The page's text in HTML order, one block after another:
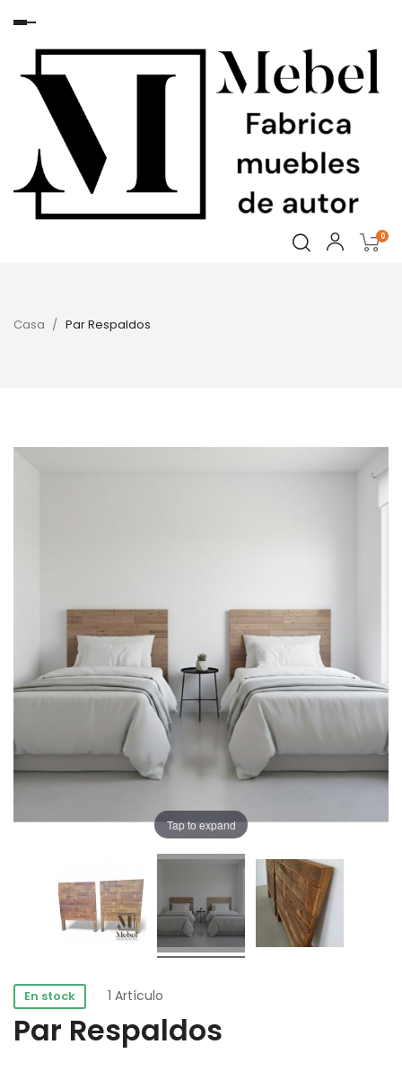
Navegación
de
0
Casa Par Respaldos
Tap to expand
En stock 1 Artículo
Par Respaldos